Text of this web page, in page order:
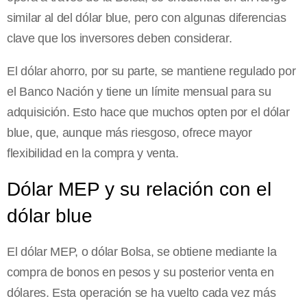
similar al del dólar blue, pero con algunas diferencias
clave que los inversores deben considerar.
El dólar ahorro, por su parte, se mantiene regulado por
el Banco Nación y tiene un límite mensual para su
adquisición. Esto hace que muchos opten por el dólar
blue, que, aunque más riesgoso, ofrece mayor
flexibilidad en la compra y venta.
Dólar MEP y su relación con el
dólar blue
El dólar MEP, o dólar Bolsa, se obtiene mediante la
compra de bonos en pesos y su posterior venta en
dólares. Esta operación se ha vuelto cada vez más